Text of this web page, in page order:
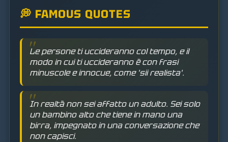
💭 FAMOUS QUOTES
Le persone ti uccideranno col tempo, e il
modo in cui ti uccideranno è con frasi
minuscole e innocue, come 'sii realista'.
In realtà non sei affatto un adulto. Sei solo
un bambino alto che tiene in mano una
birra, impegnato in una conversazione che
non capisci.